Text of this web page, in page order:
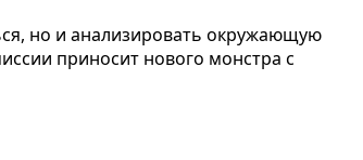
но и анализировать окружающую
приносит нового монстра с